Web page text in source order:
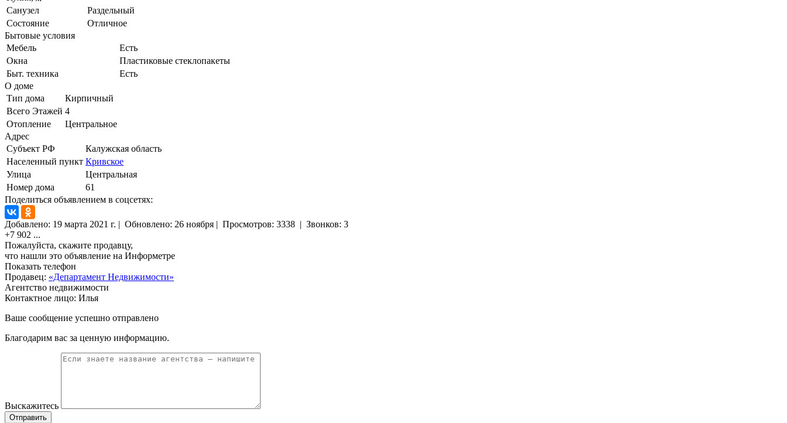
Санузел
Раздельный
Состояние
Отличное
Бытовые условия
Мебель
Есть
Окна
Пластиковые стеклопакеты
Быт. техника
Есть
О доме
Тип дома
Кирпичный
Всего Этажей 4
Отопление
Центральное
Адрес
Субъект РФ
Калужская область
Населенный пункт Кривское
Улица
Центральная
Номер дома
61
Поделиться объявлением в соцсетях:
Добавлено: 19 марта 2021 г. | Обновлено: 26 ноября | Просмотров: 3338 | Звонков: 3
+7 902 ...
Пожалуйста, скажите продавцу,
что нашли это объявление на Информетре
Показать телефон
Продавец: «Департамент Недвижимости»
Агентство недвижимости
Контактное лицо: Илья
Ваше сообщение успешно отправлено
Благодарим вас за ценную информацию.
Выскажитесь
Отправить